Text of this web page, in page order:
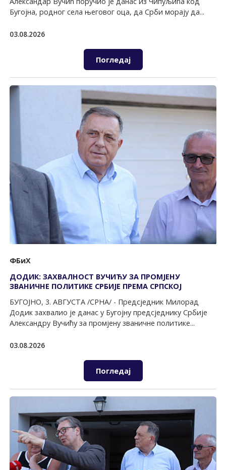
Бугојна, родног села његовог оца, да Срби морају да...
03.08.2026
Погледај
ФБиХ
ДОДИК: ЗАХВАЛНОСТ ВУЧИЋУ ЗА ПРОМЈЕНУ
ЗВАНИЧНЕ ПОЛИТИКЕ СРБИЈЕ ПРЕМА СРПСКОЈ
БУГОЈНО, 3. АВГУСТА /СРНА/ - Предсједник Милорад
Додик захвалио је данас у Бугојну предсједнику Србије
Александру Вучићу за промјену званичне политике...
03.08.2026
Погледај